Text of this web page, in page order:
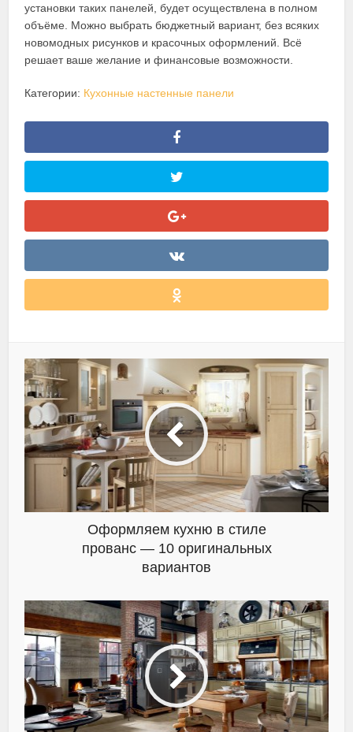
установки таких панелей, будет осуществлена в полном
объёме. Можно выбрать бюджетный вариант, без всяких
новомодных рисунков и красочных оформлений. Всё
решает ваше желание и финансовые возможности.
Категории: Кухонные настенные панели
Оформляем кухню в стиле
прованс — 10 оригинальных
вариантов